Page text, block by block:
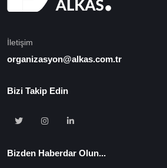
İletişim
organizasyon@alkas.com.tr
Bizi Takip Edin
Bizden Haberdar Olun...